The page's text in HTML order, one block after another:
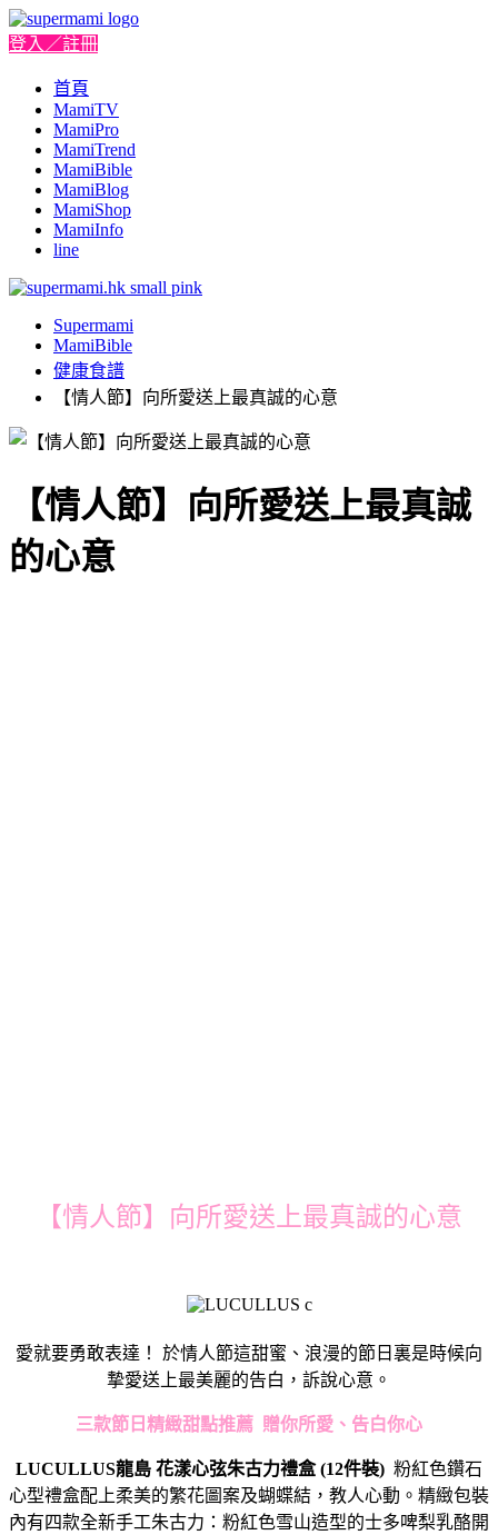
登入／註冊
首頁
MamiTV
MamiPro
MamiTrend
MamiBible
MamiBlog
MamiShop
MamiInfo
line
Supermami
MamiBible
健康食譜
【情人節】向所愛送上最真誠的心意
【情人節】向所愛送上最真誠
的心意
【情人節】向所愛送上最真誠的心意
愛就要勇敢表達！ 於情人節這甜蜜、浪漫的節日裏是時候向
摯愛送上最美麗的告白，訴說心意。
三款節日精緻甜點推薦 贈你所愛、告白你心
LUCULLUS龍島 花漾心弦朱古力禮盒(12件裝) 粉紅色鑽石
心型禮盒配上柔美的繁花圖案及蝴蝶結，教人心動。精緻包裝
內有四款全新手工朱古力：粉紅色雪山造型的士多啤梨乳酪開